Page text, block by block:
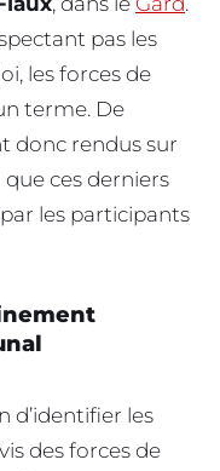
pas les
les forces de
terme. De
donc rendus sur
que ces derniers
par les participants
d’identifier les
des forces de